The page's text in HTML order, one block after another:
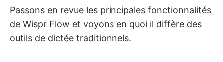
Passons en revue les principales fonctionnalités
de Wispr Flow et voyons en quoi il diffère des
outils de dictée traditionnels.